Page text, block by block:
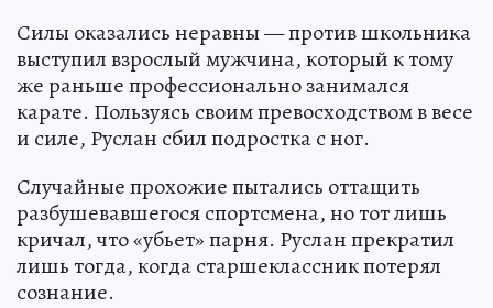
Силы оказались неравны — против школьника
выступил взрослый мужчина, который к тому
же раньше профессионально занимался
карате. Пользуясь своим превосходством в весе
и силе, Руслан сбил подростка с ног.
Случайные прохожие пытались оттащить
разбушевавшегося спортсмена, но тот лишь
кричал, что «убьет» парня. Руслан прекратил
лишь тогда, когда старшеклассник потерял
сознание.